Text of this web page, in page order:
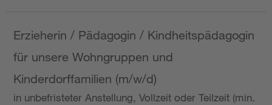
Erzieherin / Pädagogin / Kindheitspädagogin
für unsere Wohngruppen und
Kinderdorffamilien (m/w/d)
in unbefristeter Anstellung, Vollzeit oder Teilzeit (min.